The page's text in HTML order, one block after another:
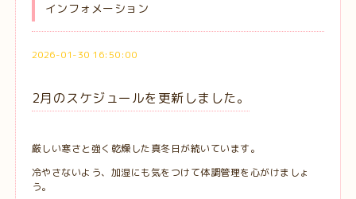
インフォメーション
2026-01-30 16:50:00
2月のスケジュールを更新しました。
厳しい寒さと強く乾燥した真冬日が続いています。
冷やさないよう、加湿にも気をつけて体調管理を心がけましょ
う。